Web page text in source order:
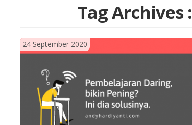
Tag Archives :
24 September 2020